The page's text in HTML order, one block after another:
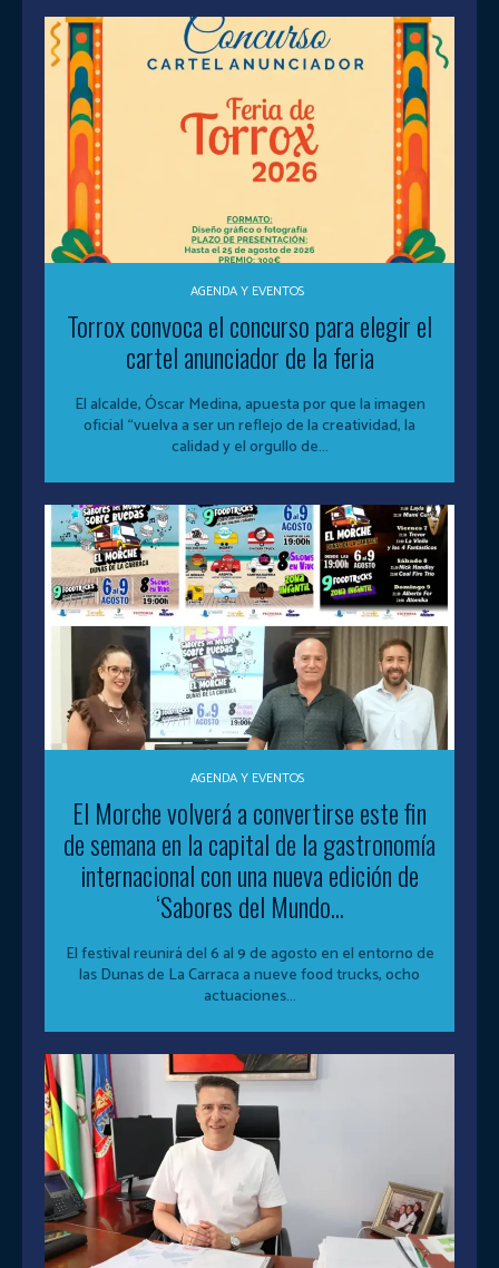
AGENDA Y EVENTOS
Torrox convoca el concurso para elegir el
cartel anunciador de la feria
El alcalde, Óscar Medina, apuesta por que la imagen
oficial “vuelva a ser un reflejo de la creatividad, la
calidad y el orgullo de...
AGENDA Y EVENTOS
El Morche volverá a convertirse este fin
de semana en la capital de la gastronomía
internacional con una nueva edición de
‘Sabores del Mundo...
El festival reunirá del 6 al 9 de agosto en el entorno de
las Dunas de La Carraca a nueve food trucks, ocho
actuaciones...